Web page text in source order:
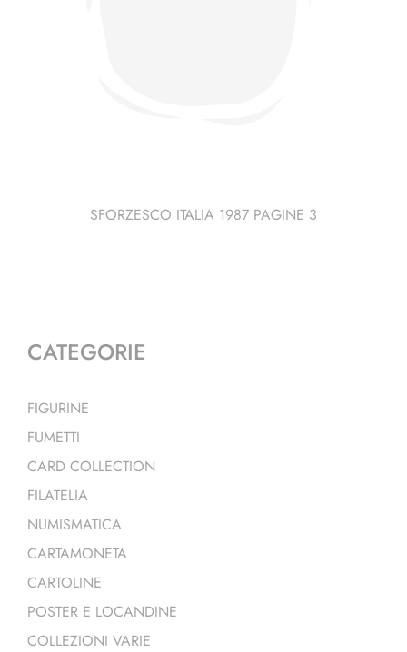
SFORZESCO ITALIA 1987 PAGINE 3
CATEGORIE
FIGURINE
FUMETTI
CARD COLLECTION
FILATELIA
NUMISMATICA
CARTAMONETA
CARTOLINE
POSTER E LOCANDINE
COLLEZIONI VARIE